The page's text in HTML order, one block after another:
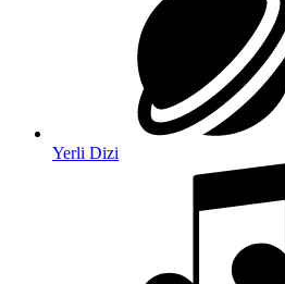
Yerli Dizi